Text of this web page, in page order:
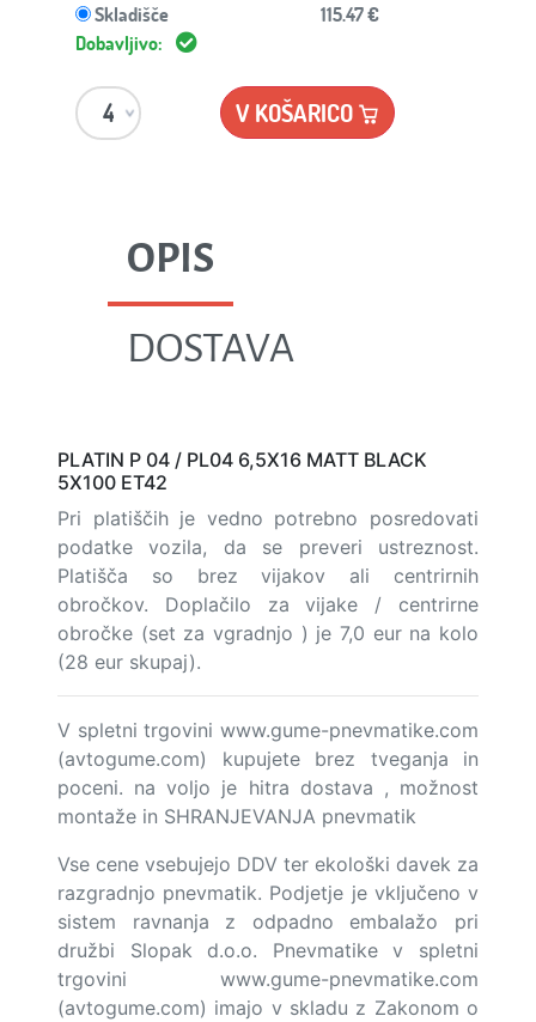
Skladišče
115.47 €
Dobavljivo:
V KOŠARICO
OPIS
DOSTAVA
PLATIN P 04 / PL04 6,5X16 MATT BLACK
5X100 ET42
Pri platiščih je vedno potrebno posredovati
podatke vozila, da se preveri ustreznost.
Platišča so brez vijakov ali centrirnih
obročkov. Doplačilo za vijake / centrirne
obročke (set za vgradnjo ) je 7,0 eur na kolo
(28 eur skupaj).
V spletni trgovini www.gume-pnevmatike.com
(avtogume.com) kupujete brez tveganja in
poceni. na voljo je hitra dostava , možnost
montaže in SHRANJEVANJA pnevmatik
Vse cene vsebujejo DDV ter ekološki davek za
razgradnjo pnevmatik. Podjetje je vključeno v
sistem ravnanja z odpadno embalažo pri
družbi Slopak d.o.o. Pnevmatike v spletni
trgovini www.gume-pnevmatike.com
(avtogume.com) imajo v skladu z Zakonom o